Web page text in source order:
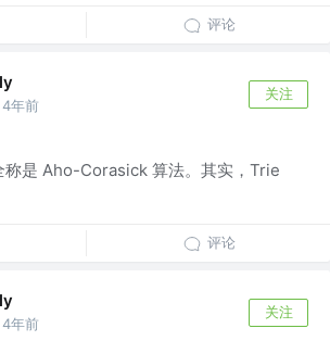
评论
4年前
关注
称是 Aho-Corasick 算法。其实，Trie
评论
4年前
关注